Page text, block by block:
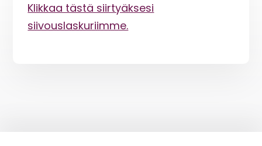
Klikkaa tästä siirtyäksesi
siivouslaskuriimme.